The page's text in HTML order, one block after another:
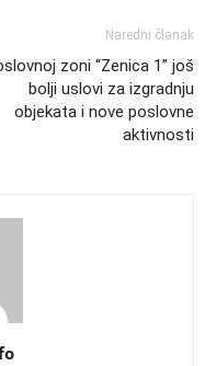
Naredni članak
zoni “Zenica 1” još
bolji uslovi za izgradnju
objekata i nove poslovne
aktivnosti